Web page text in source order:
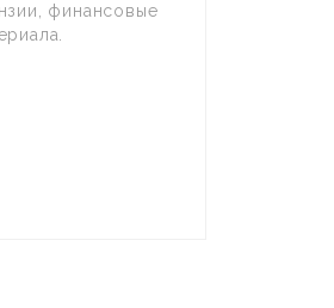
финансовые